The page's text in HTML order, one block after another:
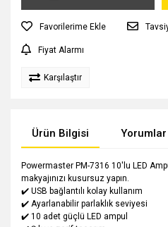
Fiyat Alarmı
Karşılaştır
Ürün Bilgisi Yorumlar
Powermaster PM-7316 10'lu LED
makyajınızı kusursuz yapın.
✔️ USB bağlantılı kolay kullanım
✔️ Ayarlanabilir parlaklık seviyesi
✔️ 10 adet güçlü LED ampul